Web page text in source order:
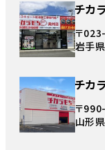
チカ
〒
岩手
チカ
〒
山形